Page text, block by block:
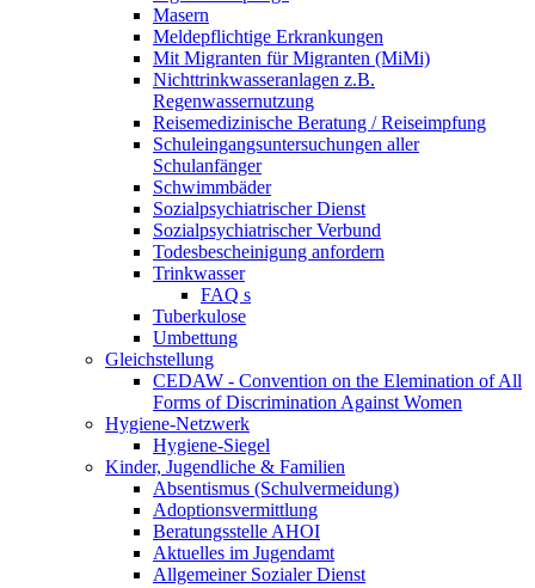
Masern
Meldepflichtige Erkrankungen
Mit Migranten für Migranten (MiMi)
Nichttrinkwasseranlagen z.B.
Regenwassernutzung
Reisemedizinische Beratung / Reiseimpfung
Schuleingangsuntersuchungen aller
Schulanfänger
Schwimmbäder
Sozialpsychiatrischer Dienst
Sozialpsychiatrischer Verbund
Todesbescheinigung anfordern
Trinkwasser
FAQ s
Tuberkulose
Umbettung
Gleichstellung
CEDAW - Convention on the Elemination of All
Forms of Discrimination Against Women
Hygiene-Netzwerk
Hygiene-Siegel
Kinder, Jugendliche & Familien
Absentismus (Schulvermeidung)
Adoptionsvermittlung
Beratungsstelle AHOI
Aktuelles im Jugendamt
Allgemeiner Sozialer Dienst